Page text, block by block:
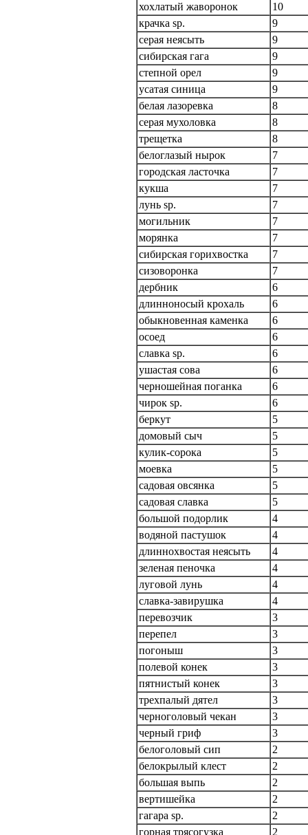
хохлатый жаворонок
10
крачка sp.
9
серая неясыть
9
сибирская гага
9
степной орел
9
усатая синица
9
белая лазоревка
8
серая мухоловка
8
трещетка
8
белоглазый нырок
7
городская ласточка
7
кукша
7
лунь sp.
7
могильник
7
морянка
7
сибирская горихвостка
7
сизоворонка
7
дербник
6
длинноносый крохаль
6
обыкновенная каменка
6
осоед
6
славка sp.
6
ушастая сова
6
черношейная поганка
6
чирок sp.
6
беркут
5
домовый сыч
5
кулик-сорока
5
моевка
5
садовая овсянка
5
садовая славка
5
большой подорлик
4
водяной пастушок
4
длиннохвостая неясыть
4
зеленая пеночка
4
луговой лунь
4
славка-завирушка
4
перевозчик
3
перепел
3
погоныш
3
полевой конек
3
пятнистый конек
3
трехпалый дятел
3
черноголовый чекан
3
черный гриф
3
белоголовый сип
2
белокрылый клест
2
большая выпь
2
вертишейка
2
гагара sp.
2
горная трясогузка
2